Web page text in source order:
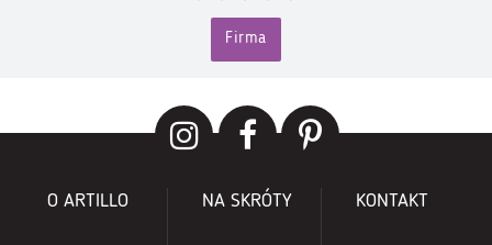
Firma
O ARTILLO NA SKRÓTY KONTAKT